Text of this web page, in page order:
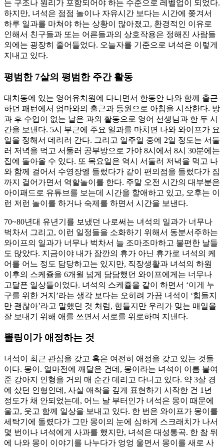
는 구조나 원리가 포함되어야 하는 수준으로 레벨업이 되었다.
하지만, 녀석은 점점 놀이나 자유시간 보다는 시간에 쫒겨서
하루 일과를 마쳐야 하는 상황이 많아졌고, 환경적인 이유로
인해서 친구들과 또는 어른들과의 상호작용은 정해진 사람들
외에는 굉장히 줄어들었다. 오늘자를 기준으로 녀석은 이렇게
지내고 있다.
평범한 7살의 평범한 주간 활동
대치동에 있는 영어유치원에 다니면서 한동안 나와 함께 출근
하던 패턴에서 엄마와의 출근과 등원으로 아침을 시작한다. 방
과 후 수업이 없는 날은 과외 활동으로 영어 선생님과 한 두 시
간을 보낸다. 5시 부근에 주요 일과를 마치면 나와 와이프가 요
일을 정해서 데리러 간다. 그리고 일주일 중에 2일 정도는 서둘
러 저녁을 먹고 서둘러 공부방으로 가야 8시에서 8시 30분에는
집에 돌아올 수 있다. 또 목요일은 역시 서둘러 저녁을 먹고 나
와 함께 걸어서 수영장엘 들렀다가 같이 편의점을 들렀다가 집
까지 걸어가면서 역할놀이를 한다. 주말 오전 시간의 대부분은
아이패드로 유튜브를 보는데 시간을 할애하고 있고, 오후는 이
런 저런 놀이를 하거나 숙제를 하면서 시간을 보낸다.
70~80년대 유년기를 보냈던 나로써는 녀석의 일과가 너무나
벅차서 그리고, 이런 일정들을 소화하기 위해서 동분서주하는
와이프의 일과가 너무나 벅차서 늘 조마조마하고 불편한 날들
도 많았다. 지금이야 내가 잠깐의 휴가 아닌 휴가로 녀석의 케
어를 어느 정도 담당하고는 있지만, 직장생활과 녀석의 하원
이후의 스케쥴을 6개월 넘게 담담했던 와이프에게는 너무나
고달픈 일상들이었다. 녀석의 스케쥴을 같이 하면서 ‘이게 누
구를 위한 거지’라는 생각 보다는 오히려 가끔 녀석이 ‘힘들지
만 괜찮아’라고 말했던 것 처럼, 힘들지만 우리가 맞는 매일을
잘 보내기 위해 애를 쓰면서 서로를 위로하며 지낸다.
뽈링이가 애정하는 것
녀석이 최근 관심을 갖고 혹은 여전히 애정을 갖고 있는 것들
이다. 몽이. 얼마전에 깨달은 건데, 몽이라는 녀석이 이름 붙여
준 강아지 인형을 거의 매 순간 데리고 다니고 있다. 약 3살 경
에 샀던 인형인데, 사실 애착을 깊게 표현하기 시작한 건 1년
정도가 채 안되었는데, 어느 날 부터인가 녀석은 몽이 때문에
울고, 웃고 함께 일상을 보내고 있다. 한 번은 와이프가 몽이를
세탁기에 돌렸다가 그만 몽이의 눈에 심하게 스크래치가 나서
몇 번이나 녀석에게 사과를 했지만, 녀석은 대성통곡. 한 참 뒤
에 나와 몽이 이야기를 나누다가 엉엉 울면서 몽이를 새로 사